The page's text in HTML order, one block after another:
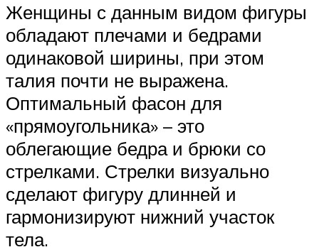
Женщины с данным видом фигуры
обладают плечами и бедрами
одинаковой ширины, при этом
талия почти не выражена.
Оптимальный фасон для
«прямоугольника» – это
облегающие бедра и брюки со
стрелками. Стрелки визуально
сделают фигуру длинней и
гармонизируют нижний участок
тела.